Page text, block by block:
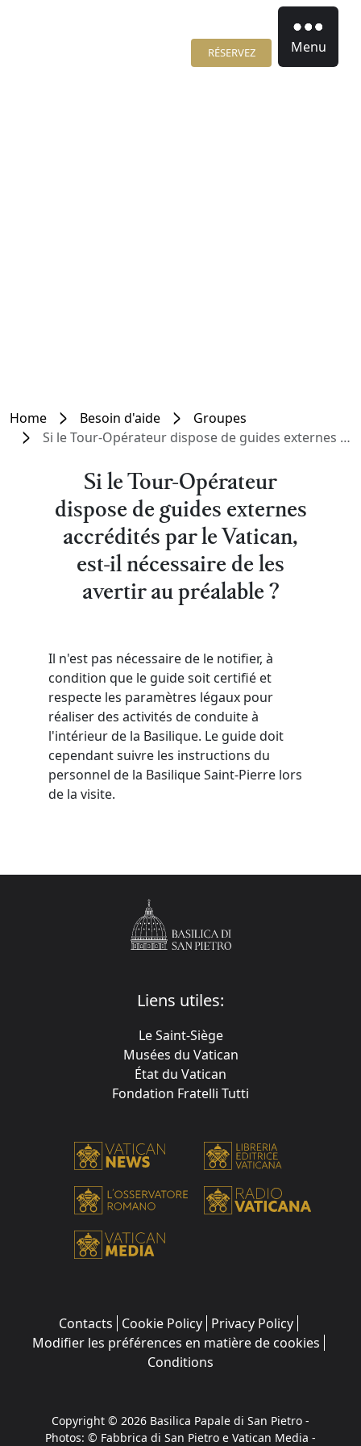
RÉSERVEZ Menu
Home Besoin d'aide
Groupes
Si le Tour-Opérateur dispose de guides externes accrédités par le Vatican, est-il nécessaire de les avertir au préalable ?
Si le Tour-Opérateur
dispose de guides externes
accrédités par le Vatican,
est-il nécessaire de les
avertir au préalable ?
Il n'est pas nécessaire de le notifier, à
condition que le guide soit certifié et
respecte les paramètres légaux pour
réaliser des activités de conduite à
l'intérieur de la Basilique. Le guide doit
cependant suivre les instructions du
personnel de la Basilique Saint-Pierre lors
de la visite.
Liens utiles:
Le Saint-Siège
Musées du Vatican
État du Vatican
Fondation Fratelli Tutti
Contacts Cookie Policy Privacy Policy
Modifier les préférences en matière de cookies
Conditions
Copyright © 2026 Basilica Papale di San Pietro -
Photos: © Fabbrica di San Pietro e Vatican Media -